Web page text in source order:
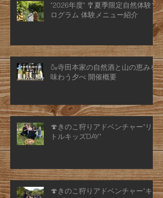
"2026年度" 🎐夏季限定自然体験プ
ログラム 体験メニュー紹介
🍶寺田本家の自然酒と山の恵みを
味わう夕べ 開催概要
🍄きのこ狩りアドベンチャー"リ
トルキッズDAY"
🍄きのこ狩りアドベンチャー"キ